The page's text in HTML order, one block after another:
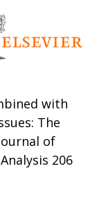
with
The
of
206